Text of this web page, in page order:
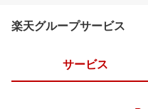
楽天グループサービス
サービス